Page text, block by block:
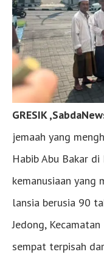
GRESIK
jemaah yang
Habib Abu Bakar di
kemanusiaan yang
lansia berusia 90
Jedong,
sempat terpisah